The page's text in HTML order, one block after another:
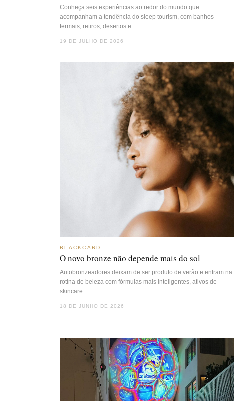
Conheça seis experiências ao redor do mundo que
acompanham a tendência do sleep tourism, com banhos
termais, retiros, desertos e…
19 DE JULHO DE 2026
BLACKCARD
O novo bronze não depende mais do sol
Autobronzeadores deixam de ser produto de verão e entram na
rotina de beleza com fórmulas mais inteligentes, ativos de
skincare…
18 DE JUNHO DE 2026